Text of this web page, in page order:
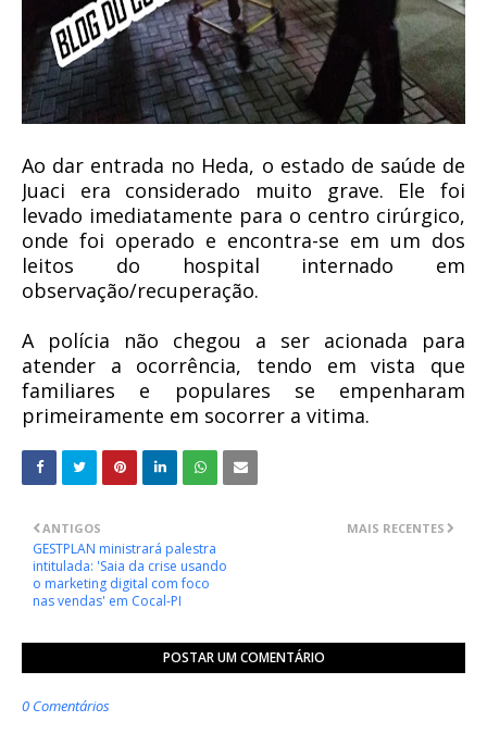
Ao dar entrada no Heda, o estado de saúde de
Juaci era considerado muito grave. Ele foi
levado imediatamente para o centro cirúrgico,
onde foi operado e encontra-se em um dos
leitos do hospital internado em
observação/recuperação.
A polícia não chegou a ser acionada para
atender a ocorrência, tendo em vista que
familiares e populares se empenharam
primeiramente em socorrer a vitima.
MAIS RECENTES
ANTIGOS
GESTPLAN ministrará palestra
intitulada: 'Saia da crise usando
o marketing digital com foco
nas vendas' em Cocal-PI
POSTAR UM COMENTÁRIO
0 Comentários